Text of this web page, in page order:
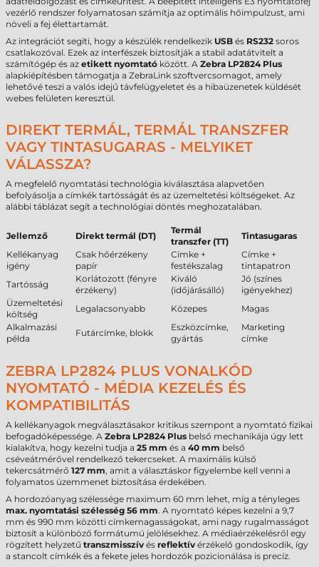
vezérlő rendszer folyamatosan számítja az optimális hőimpulzust, ami
növeli a fej élettartamát.
Az integrációt segíti, hogy a készülék rendelkezik USB és RS232 soros
csatlakozóval. Ezek az interfészek biztosítják a stabil adatátvitelt a
számítógép és az etikett nyomtató között. A Zebra LP2824 Plus
alapkiépítésben támogatja a ZebraLink szoftvercsomagot, amely
lehetővé teszi a valós idejű távfelügyeletet és a hibaüzenetek küldését
webes felületen keresztül.
DIREKT TERMÁL, TERMÁL TRANSZFER
VAGY TINTASUGARAS - MELYIKET
VÁLASSZA?
A megfelelő nyomtatási technológia kiválasztása alapvetően
befolyásolja a címkék tartósságát és az üzemeltetési költségeket. Az
alábbi táblázat segít a technológiai döntés meghozatalában.
Jellemző Direkt termál (DT)
Termál
transzfer (TT)
Tintasugaras
Kellékanyag
igény
Csak hőérzékeny
papír
Címke +
festékszalag
Címke +
tintapatron
Tartósság
Korlátozott (fényre
érzékeny)
Kiváló
(időjárásálló)
Jó (színes
igényekhez)
Üzemeltetési
költség
Legalacsonyabb Közepes
Magas
Alkalmazási
példa
Futárcímke, blokk
Eszközcímke,
gyártás
Marketing
címke
ZEBRA LP2824 PLUS VONALKÓD
NYOMTATÓ - MÉDIA KEZELÉS ÉS
KOMPATIBILITÁS
A kellékanyagok megválasztásakor kritikus szempont a nyomtató fizikai
befogadóképessége. A Zebra LP2824 Plus belső mechanikája úgy lett
kialakítva, hogy kezelni tudja a 25 mm és a 40 mm belső
cséveátmérővel rendelkező tekercseket. A maximális külső
tekercsátmérő 127 mm, amit a választáskor figyelembe kell venni a
folyamatos üzemmenet biztosítása érdekében.
A hordozóanyag szélessége maximum 60 mm lehet, míg a tényleges
max. nyomtatási szélesség 56 mm. A nyomtató képes kezelni a 9,7
mm és 990 mm közötti címkemagasságokat, ami nagy rugalmasságot
biztosít a különböző formátumú jelölésekhez. A médiaérzékelésről egy
rögzített helyzetű transzmisszív és reflektív érzékelő gondoskodik, így
a stancolt címkék és a fekete jeles hordozók pozicionálása is precíz.